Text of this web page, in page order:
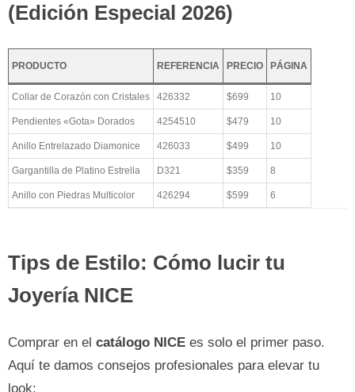
(Edición Especial 2026)
PRODUCTO REFERENCIA PRECIO PÁGINA
Collar de Corazón con Cristales 426332 $699 10
Pendientes «Gota» Dorados 4254510 $479 10
Anillo Entrelazado Diamonice 426033 $499 10
Gargantilla de Platino Estrella D321 $359 8
Anillo con Piedras Multicolor 426294 $599 6
Tips de Estilo: Cómo lucir tu
Joyería NICE
Comprar en el catálogo NICE es solo el primer paso.
Aquí te damos consejos profesionales para elevar tu
look: